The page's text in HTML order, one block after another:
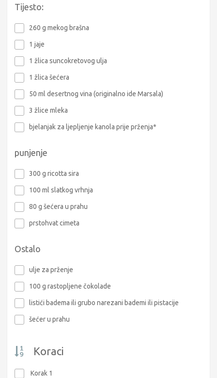
Tijesto:
260 g mekog brašna
1 jaje
1 žlica suncokretovog ulja
1 žlica šećera
50 ml desertnog vina (originalno ide Marsala)
3 žlice mleka
bjelanjak za ljepljenje kanola prije prženja*
punjenje
300 g ricotta sira
100 ml slatkog vrhnja
80 g šećera u prahu
prstohvat cimeta
Ostalo
ulje za prženje
100 g rastopljene čokolade
listići badema ili grubo narezani bademi ili pistacije
šećer u prahu
Koraci
Korak 1